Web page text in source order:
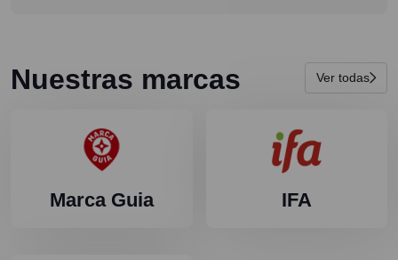
Nuestras marcas Ver todas
Marca Guia IFA